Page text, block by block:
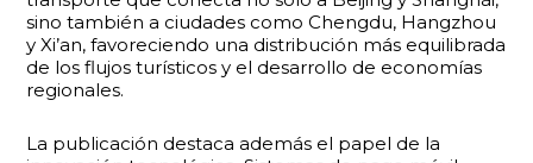
sino también a ciudades como Chengdu, Hangzhou
y Xi’an, favoreciendo una distribución más equilibrada
de los flujos turísticos y el desarrollo de economías
regionales.
La publicación destaca además el papel de la